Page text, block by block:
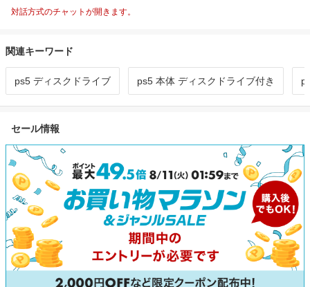
対話方式のチャットが開きます。
関連キーワード
ps5 ディスクドライブ ps5 本体 ディスクドライブ付き
セール情報